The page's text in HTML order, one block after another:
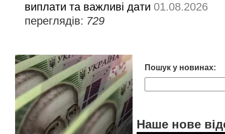
виплати та важливі дати 01.08.2026
переглядів: 729
Пошук у новинах:
Наше нове